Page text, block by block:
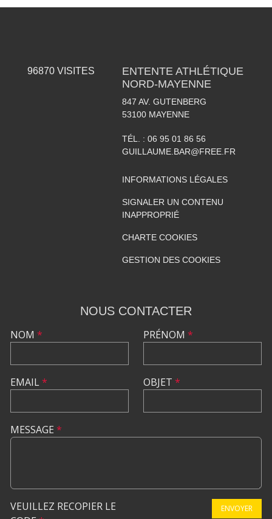
96870VISITES
ENTENTE ATHLÉTIQUE
NORD-MAYENNE
847 AV. GUTENBERG
53100 MAYENNE
TÉL. : 06 95 01 86 56
GUILLAUME.BAR@FREE.FR
INFORMATIONS LÉGALES
SIGNALER UN CONTENU
INAPPROPRIÉ
CHARTE COOKIES
GESTION DES COOKIES
NOUS CONTACTER
NOM *
EMAIL*
PRÉNOM *
OBJET *
MESSAGE *
VEUILLEZ RECOPIER LE
ENVOYER